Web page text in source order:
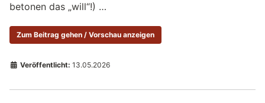
betonen das „will“!) …
Zum Beitrag gehen / Vorschau anzeigen
Veröffentlicht: 13.05.2026